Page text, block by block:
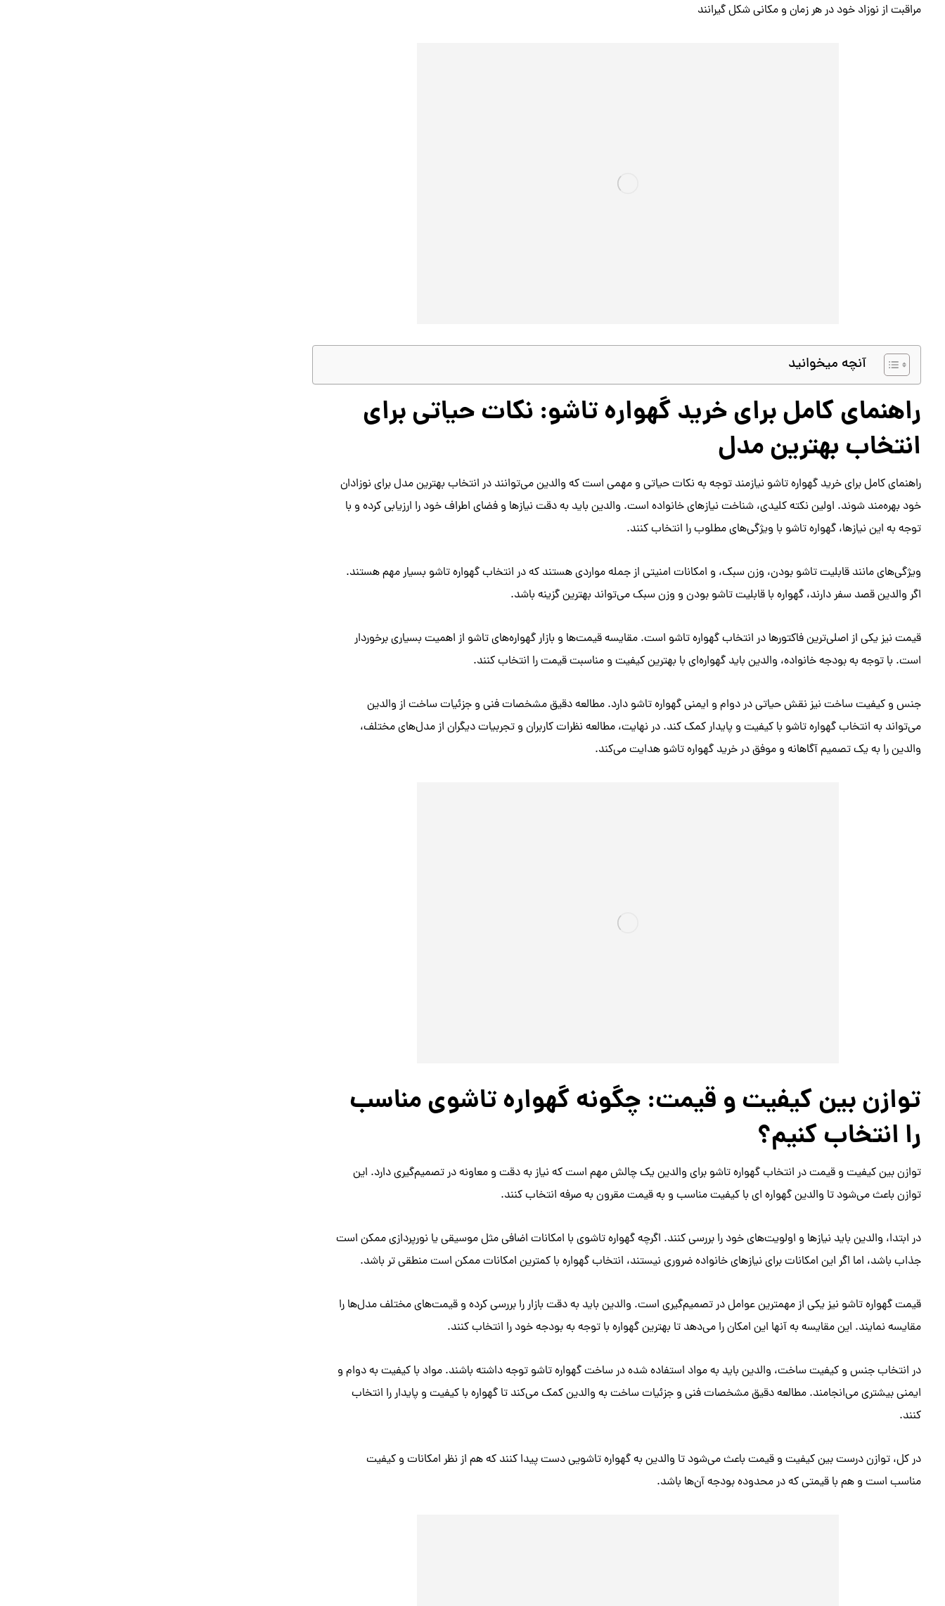
مراقبت از نوزاد خود در هر زمان و مکانی شکل گیرانند
آنچه میخوانید
راهنمای کامل برای خرید گهواره تاشو: نکات حیاتی برای
انتخاب بهترین مدل
راهنمای کامل برای خرید گهواره تاشو نیازمند توجه به نکات حیاتی و مهمی است که والدین می‌توانند در انتخاب بهترین مدل برای نوزادان
خود بهره‌مند شوند. اولین نکته کلیدی، شناخت نیازهای خانواده است. والدین باید به دقت نیازها و فضای اطراف خود را ارزیابی کرده و با
توجه به این نیازها، گهواره تاشو با ویژگی‌های مطلوب را انتخاب کنند.
ویژگی‌های مانند قابلیت تاشو بودن، وزن سبک، و امکانات امنیتی از جمله مواردی هستند که در انتخاب گهواره تاشو بسیار مهم هستند.
اگر والدین قصد سفر دارند، گهواره با قابلیت تاشو بودن و وزن سبک می‌تواند بهترین گزینه باشد.
قیمت نیز یکی از اصلی‌ترین فاکتورها در انتخاب گهواره تاشو است. مقایسه قیمت‌ها و بازار گهواره‌های تاشو از اهمیت بسیاری برخوردار
است. با توجه به بودجه خانواده، والدین باید گهواره‌ای با بهترین کیفیت و مناسبت قیمت را انتخاب کنند.
جنس و کیفیت ساخت نیز نقش حیاتی در دوام و ایمنی گهواره تاشو دارد. مطالعه دقیق مشخصات فنی و جزئیات ساخت از والدین
می‌تواند به انتخاب گهواره تاشو با کیفیت و پایدار کمک کند. در نهایت، مطالعه نظرات کاربران و تجربیات دیگران از مدل‌های مختلف،
والدین را به یک تصمیم آگاهانه و موفق در خرید گهواره تاشو هدایت می‌کند.
توازن بین کیفیت و قیمت: چگونه گهواره تاشوی مناسب
را انتخاب کنیم؟
توازن بین کیفیت و قیمت در انتخاب گهواره تاشو برای والدین یک چالش مهم است که نیاز به دقت و معاونه در تصمیم‌گیری دارد. این
توازن باعث می‌شود تا والدین گهواره ای با کیفیت مناسب و به قیمت مقرون به صرفه انتخاب کنند.
در ابتدا، والدین باید نیازها و اولویت‌های خود را بررسی کنند. اگرچه گهواره تاشوی با امکانات اضافی مثل موسیقی یا نورپردازی ممکن است
جذاب باشد، اما اگر این امکانات برای نیازهای خانواده ضروری نیستند، انتخاب گهواره با کمترین امکانات ممکن است منطقی تر باشد.
قیمت گهواره تاشو نیز یکی از مهمترین عوامل در تصمیم‌گیری است. والدین باید به دقت بازار را بررسی کرده و قیمت‌های مختلف مدل‌ها را
مقایسه نمایند. این مقایسه به آنها این امکان را می‌دهد تا بهترین گهواره با توجه به بودجه خود را انتخاب کنند.
در انتخاب جنس و کیفیت ساخت، والدین باید به مواد استفاده شده در ساخت گهواره تاشو توجه داشته باشند. مواد با کیفیت به دوام و
ایمنی بیشتری می‌انجامند. مطالعه دقیق مشخصات فنی و جزئیات ساخت به والدین کمک می‌کند تا گهواره با کیفیت و پایدار را انتخاب
کنند.
در کل، توازن درست بین کیفیت و قیمت باعث می‌شود تا والدین به گهواره تاشویی دست پیدا کنند که هم از نظر امکانات و کیفیت
مناسب است و هم با قیمتی که در محدوده بودجه آن‌ها باشد.